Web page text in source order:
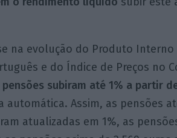
na evolução do Produto
e do Índice de Preços no
pensões subiram até 1% a partir
automática. Assim, as pensões
atualizadas em 1%, as